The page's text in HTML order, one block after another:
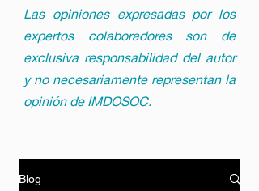
Las opiniones expresadas por los
expertos colaboradores son de
exclusiva responsabilidad del autor
y no necesariamente representan la
opinión de IMDOSOC.
Blog